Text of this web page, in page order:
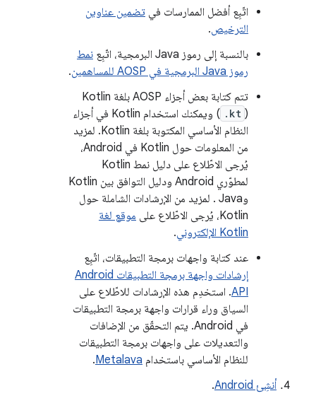
اتّبِع أفضل الممارسات في تضمين عناوين
الترخيص.
بالنسبة إلى رموز Java البرمجية، اتّبِع
نمط
رموز Java البرمجية في AOSP للمساهمين
.
تتم كتابة بعض أجزاء AOSP بلغة Kotlin
(
.kt
) ويمكنك استخدام Kotlin في أجزاء
النظام الأساسي المكتوبة بلغة Kotlin. لمزيد
من المعلومات حول Kotlin في Android،
يُرجى الاطّلاع على دليل نمط Kotlin
لمطوّري Android
ودليل التوافق بين Kotlin
وJava
. لمزيد من الإرشادات الشاملة حول
Kotlin، يُرجى الاطّلاع على
موقع لغة
Kotlin الإلكتروني
.
عند كتابة واجهات برمجة التطبيقات، اتّبِع
إرشادات واجهة برمجة التطبيقات Android
API. استخدِم هذه الإرشادات للاطّلاع على
السياق وراء قرارات واجهة برمجة التطبيقات
في Android. يتم التحقّق من الإضافات
والتعديلات على واجهات برمجة التطبيقات
للنظام الأساسي باستخدام Metalava
.
أنشِئ Android
.